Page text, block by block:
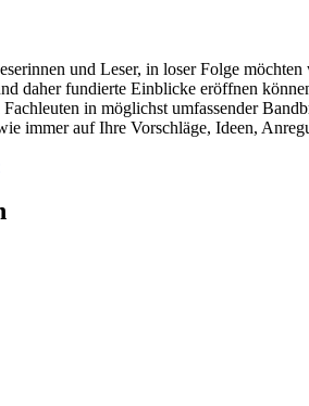
und Leser, in loser Folge
daher fundierte Einblicke eröffnen
in möglichst umfassender
immer auf Ihre Vorschläge, Ideen,